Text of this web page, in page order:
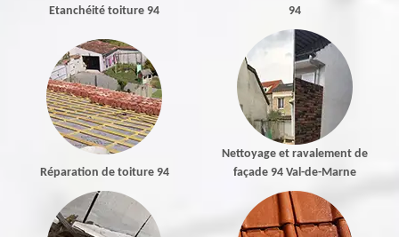
Etanchéité toiture 94
94
Réparation de toiture 94
Nettoyage et ravalement de
façade 94 Val-de-Marne